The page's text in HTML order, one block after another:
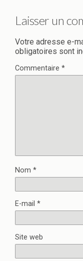
Laisser un
Votre adresse e-
obligatoires sont
Commentaire *
Nom *
E-mail *
Site web